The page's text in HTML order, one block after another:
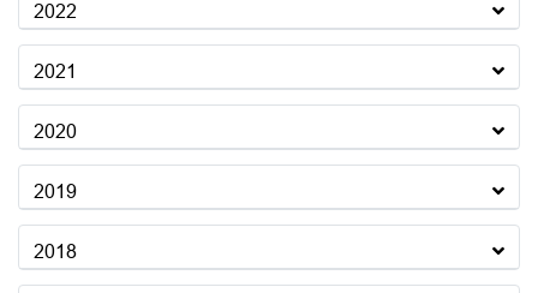
2022
2021
2020
2019
2018